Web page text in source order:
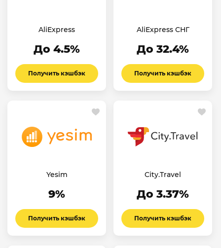
AliExpress
До 4.5%
Получить кэшбэк
AliExpress СНГ
До 32.4%
Получить кэшбэк
Yesim
9%
Получить кэшбэк
City.Travel
До 3.37%
Получить кэшбэк